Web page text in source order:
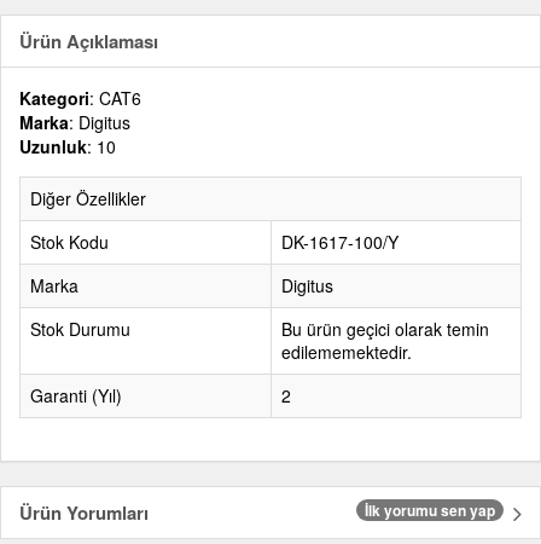
Ürün Açıklaması
Kategori: CAT6
Marka: Digitus
Uzunluk: 10
Diğer Özellikler
Stok Kodu
DK-1617-100/Y
Marka
Digitus
Stok Durumu
Bu ürün geçici olarak temin
edilememektedir.
Garanti (Yıl)
2
Ürün Yorumları İlk yorumu sen yap